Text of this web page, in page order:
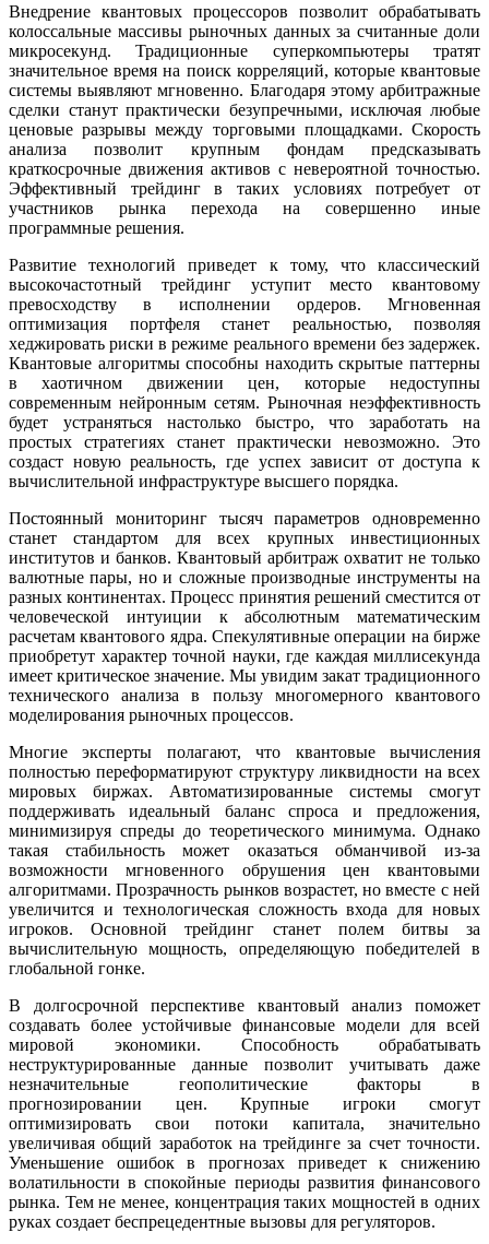
Внедрение квантовых процессоров позволит обрабатывать
колоссальные массивы рыночных данных за считанные доли
микросекунд. Традиционные суперкомпьютеры тратят
значительное время на поиск корреляций, которые квантовые
системы выявляют мгновенно. Благодаря этому арбитражные
сделки станут практически безупречными, исключая любые
ценовые разрывы между торговыми площадками. Скорость
анализа позволит крупным фондам предсказывать
краткосрочные движения активов с невероятной точностью.
Эффективный трейдинг в таких условиях потребует от
участников рынка перехода на совершенно иные
программные решения.
Развитие технологий приведет к тому, что классический
высокочастотный трейдинг уступит место квантовому
превосходству в исполнении ордеров. Мгновенная
оптимизация портфеля станет реальностью, позволяя
хеджировать риски в режиме реального времени без задержек.
Квантовые алгоритмы способны находить скрытые паттерны
в хаотичном движении цен, которые недоступны
современным нейронным сетям. Рыночная неэффективность
будет устраняться настолько быстро, что заработать на
простых стратегиях станет практически невозможно. Это
создаст новую реальность, где успех зависит от доступа к
вычислительной инфраструктуре высшего порядка.
Постоянный мониторинг тысяч параметров одновременно
станет стандартом для всех крупных инвестиционных
институтов и банков. Квантовый арбитраж охватит не только
валютные пары, но и сложные производные инструменты на
разных континентах. Процесс принятия решений сместится от
человеческой интуиции к абсолютным математическим
расчетам квантового ядра. Спекулятивные операции на бирже
приобретут характер точной науки, где каждая миллисекунда
имеет критическое значение. Мы увидим закат традиционного
технического анализа в пользу многомерного квантового
моделирования рыночных процессов.
Многие эксперты полагают, что квантовые вычисления
полностью переформатируют структуру ликвидности на всех
мировых биржах. Автоматизированные системы смогут
поддерживать идеальный баланс спроса и предложения,
минимизируя спреды до теоретического минимума. Однако
такая стабильность может оказаться обманчивой из-за
возможности мгновенного обрушения цен квантовыми
алгоритмами. Прозрачность рынков возрастет, но вместе с ней
увеличится и технологическая сложность входа для новых
игроков. Основной трейдинг станет полем битвы за
вычислительную мощность, определяющую победителей в
глобальной гонке.
В долгосрочной перспективе квантовый анализ поможет
создавать более устойчивые финансовые модели для всей
мировой экономики. Способность обрабатывать
неструктурированные данные позволит учитывать даже
незначительные геополитические факторы в
прогнозировании цен. Крупные игроки смогут
оптимизировать свои потоки капитала, значительно
увеличивая общий заработок на трейдинге за счет точности.
Уменьшение ошибок в прогнозах приведет к снижению
волатильности в спокойные периоды развития финансового
рынка. Тем не менее, концентрация таких мощностей в одних
руках создает беспрецедентные вызовы для регуляторов.